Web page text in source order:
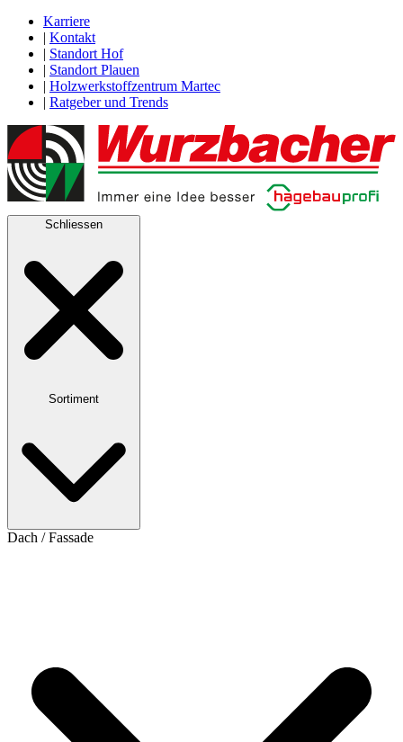
Karriere
| Kontakt
| Standort Hof
| Standort Plauen
| Holzwerkstoffzentrum Martec
| Ratgeber und Trends
Schliessen
Sortiment
Dach / Fassade